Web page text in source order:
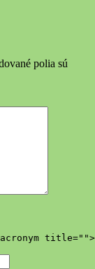
polia sú
title="">